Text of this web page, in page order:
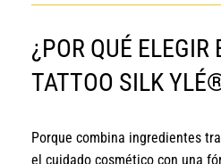
¿POR QUÉ ELEGIR
TATTOO SILK
Porque combina ingredientes
el cuidado cosmético con una